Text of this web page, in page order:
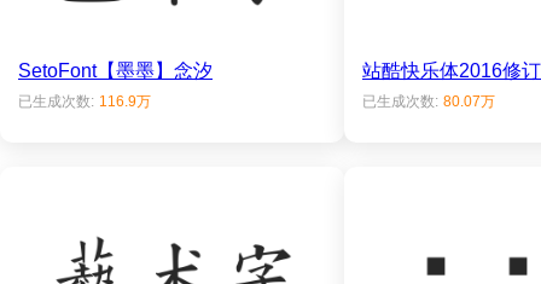
SetoFont【墨墨】念汐
已生成次数: 116.9万
站酷快乐体2016修
已生成次数: 80.07万